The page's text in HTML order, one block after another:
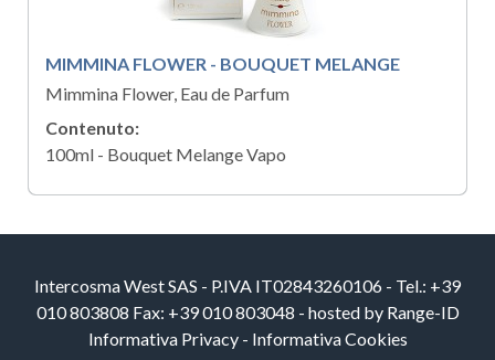
MIMMINA FLOWER - BOUQUET MELANGE
Mimmina Flower, Eau de Parfum
Contenuto:
100ml - Bouquet Melange Vapo
Intercosma West SAS - P.IVA IT02843260106 - Tel.: +39
010 803808 Fax: +39 010 803048 - hosted by Range-ID
Informativa Privacy- Informativa Cookies